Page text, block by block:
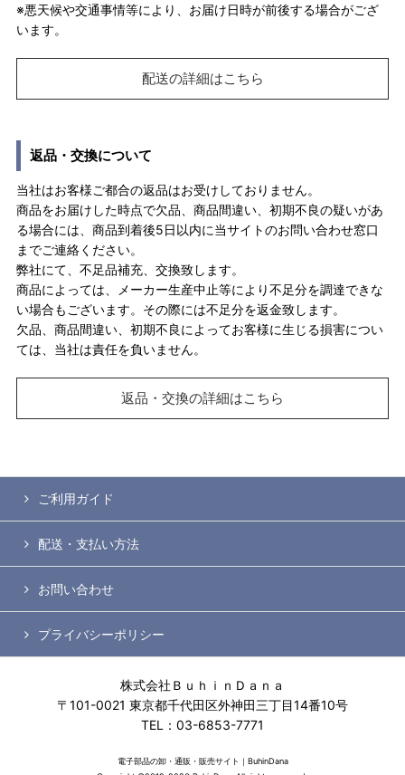
※悪天候や交通事情等により、お届け日時が前後する場合がござ
います。
配送の詳細はこちら
返品・交換について
当社はお客様ご都合の返品はお受けしておりません。
商品をお届けした時点で欠品、商品間違い、初期不良の疑いがあ
る場合には、商品到着後5日以内に当サイトのお問い合わせ窓口
までご連絡ください。
弊社にて、不足品補充、交換致します。
商品によっては、メーカー生産中止等により不足分を調達できな
い場合もございます。その際には不足分を返金致します。
欠品、商品間違い、初期不良によってお客様に生じる損害につい
ては、当社は責任を負いません。
返品・交換の詳細はこちら
ご利用ガイド
配送・支払い方法
お問い合わせ
プライバシーポリシー
株式会社ＢｕｈｉｎＤａｎａ
〒101-0021 東京都千代田区外神田三丁目14番10号
TEL：03-6853-7771
電子部品の卸・通販・販売サイト｜BuhinDana